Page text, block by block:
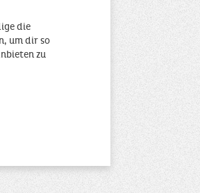
die
um dir so
zu